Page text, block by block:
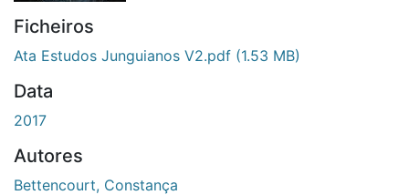
Ficheiros
Ata Estudos Junguianos V2.pdf (1.53 MB)
Data
2017
Autores
Bettencourt, Constança